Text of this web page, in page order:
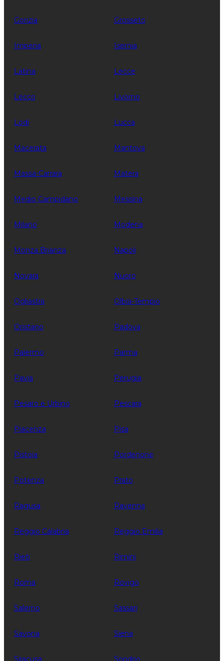
Gorizia Grosseto
Imperia Isernia
Latina Lecce
Lecco Livorno
Lodi Lucca
Macerata Mantova
Massa-Carrara Matera
Medio Campidano Messina
Milano Modena
Monza Brianza Napoli
Novara Nuoro
Ogliastra Olbia-Tempio
Oristano Padova
Palermo Parma
Pavia Perugia
Pesaro e Urbino Pescara
Piacenza Pisa
Pistoia Pordenone
Potenza Prato
Ragusa Ravenna
Reggio Calabria Reggio Emilia
Rieti Rimini
Roma Rovigo
Salerno Sassari
Savona Siena